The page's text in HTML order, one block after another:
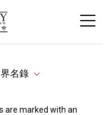
名錄
are marked with an